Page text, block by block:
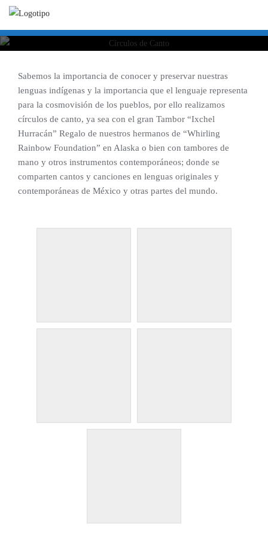
contenido
Sabemos la importancia de conocer y preservar nuestras
lenguas indígenas y la importancia que el lenguaje representa
para la cosmovisión de los pueblos, por ello realizamos
círculos de canto, ya sea con el gran Tambor “Ixchel
Hurracán” Regalo de nuestros hermanos de “Whirling
Rainbow Foundation” en Alaska o bien con tambores de
mano y otros instrumentos contemporáneos; donde se
comparten cantos y canciones en lenguas originales y
contemporáneas de México y otras partes del mundo.